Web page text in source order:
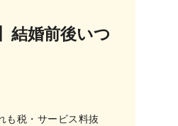
結婚前後いつ
も税・サービス料抜